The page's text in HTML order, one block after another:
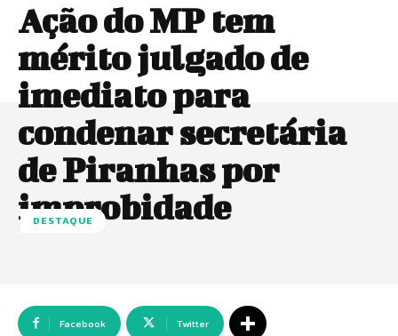
Ação do MP tem
mérito julgado de
imediato para
condenar secretária
de Piranhas por
improbidade
DESTAQUE
Facebook Twitter